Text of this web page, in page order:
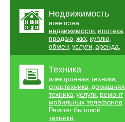
Недвижимость
агентства
недвижимости, ипотека,
продаю, жкх, куплю,
обмен, услуги, аренда,
Техника
электронная техника,
спецтехника, домашняя
техника, услуги, ремонт
мобильных телефонов,
Ремонт бытовой
техники,